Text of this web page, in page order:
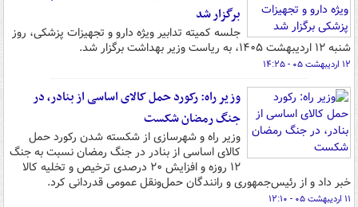
برگزار شد
جلسه کمیته تدابیر ویژه دارو و تجهیزات پزشکی، روز
شنبه ۱۲ اردیبهشت ۱۴۰۵، به ریاست وزیر بهداشت برگزار شد.
۱۲ اردیبهشت ۰۵ - ۱۴:۲۵
وزیر راه: رکورد حمل کالای اساسی از بنادر، در
جنگ رمضان شکست
وزیر راه و شهرسازی از شکسته شدن رکورد حمل
کالای اساسی از بنادر در جنگ رمضان نسبت به جنگ
۱۲ روزه و افزایش ۲۰ درصدی ترخیص و تخلیه کالا
خبر داد و از رئیس‌جمهوری و رانندگان حمل‌ونقل عمومی قدردانی کرد.
۱۱ اردیبهشت ۰۵ - ۱۲:۱۰